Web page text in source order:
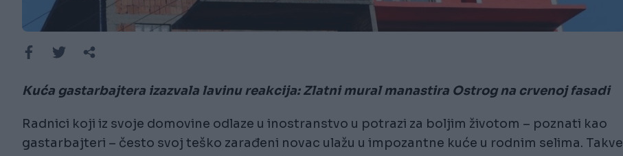
Kuća gastarbajtera izazvala lavinu reakcija: Zlatni mural manastira Ostrog na crvenoj fasadi
Radnici koji iz svoje domovine odlaze u inostranstvo u potrazi za boljim životom – poznati kao
gastarbajteri – često svoj teško zarađeni novac ulažu u impozantne kuće u rodnim selima. Takve